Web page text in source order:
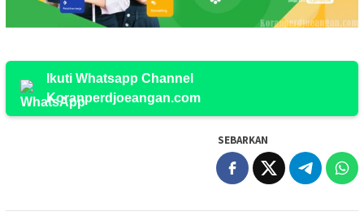
Ikuti Whatsapp Channel
Koranperdjoeangan.com
SEBARKAN